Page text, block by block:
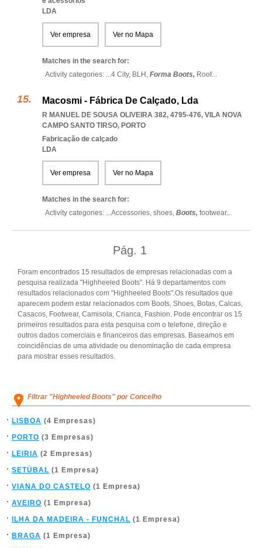
LDA
Ver empresa Ver no Mapa
Matches in the search for:
Activity categories: ...4 City, BLH, Forma Boots, Roof...
Macosmi - Fábrica De Calçado, Lda
R MANUEL DE SOUSA OLIVEIRA 382, 4795-476, VILA NOVA
CAMPO SANTO TIRSO, PORTO
Fabricação de calçado
LDA
Ver empresa Ver no Mapa
Matches in the search for:
Activity categories: ...Accessories, shoes, Boots, footwear...
Pág. 1
Foram encontrados 15 resultados de empresas relacionadas com a
pesquisa realizada "Highheeled Boots". Há 9 departamentos com
resultados relacionados com "Highheeled Boots".Os resultados que
aparecem podem estar relacionados com Boots, Shoes, Botas, Calcas,
Casacos, Footwear, Camisola, Crianca, Fashion. Pode encontrar os 15
primeiros resultados para esta pesquisa com o telefone, direção e
outros dados comerciais e financeiros das empresas. Baseamos em
coincidências de uma atividade ou denominação de cada empresa
para mostrar esses resultados.
Filtrar "Highheeled Boots" por Concelho
LISBOA (4 Empresas)
PORTO (3 Empresas)
LEIRIA (2 Empresas)
SETÚBAL (1 Empresa)
VIANA DO CASTELO (1 Empresa)
AVEIRO (1 Empresa)
ILHA DA MADEIRA - FUNCHAL (1 Empresa)
BRAGA (1 Empresa)